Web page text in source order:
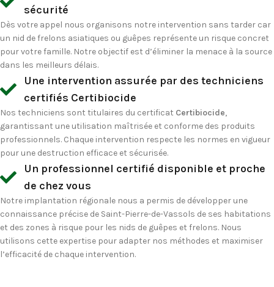
sécurité
Dès votre appel nous organisons notre intervention sans tarder car
un nid de frelons asiatiques ou guêpes représente un risque concret
pour votre famille. Notre objectif est d’éliminer la menace à la source
dans les meilleurs délais.
Une intervention assurée par des techniciens
certifiés Certibiocide
Nos techniciens sont titulaires du certificat Certibiocide,
garantissant une utilisation maîtrisée et conforme des produits
professionnels. Chaque intervention respecte les normes en vigueur
pour une destruction efficace et sécurisée.
Un professionnel certifié disponible et proche
de chez vous
Notre implantation régionale nous a permis de développer une
connaissance précise de Saint-Pierre-de-Vassols de ses habitations
et des zones à risque pour les nids de guêpes et frelons. Nous
utilisons cette expertise pour adapter nos méthodes et maximiser
l’efficacité de chaque intervention.